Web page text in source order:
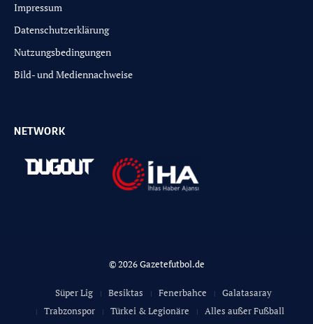
Impressum
Datenschutzerklärung
Nutzungsbedingungen
Bild- und Mediennachweise
NETWORK
© 2026 Gazetefutbol.de
Süper Lig Besiktas Fenerbahce
Galatasaray
Trabzonspor
Türkei & Legionäre
Alles außer Fußball